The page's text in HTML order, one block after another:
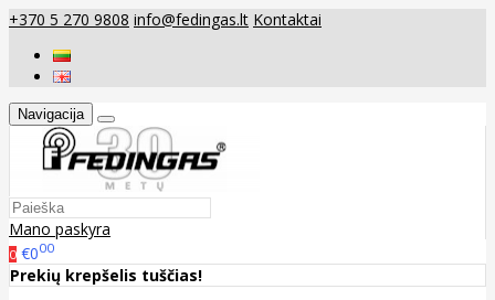
+370 5 270 9808 info@fedingas.lt Kontaktai
Navigacija
Mano paskyra
0 €000
Prekių krepšelis tuščias!